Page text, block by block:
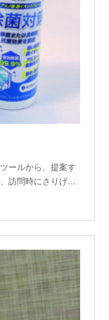
ールから、提案す
訪問時にさりげ…